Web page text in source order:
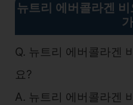
뉴트리 에버콜라겐
Q. 뉴트리 에버콜라겐
요?
A. 뉴트리 에버콜라겐